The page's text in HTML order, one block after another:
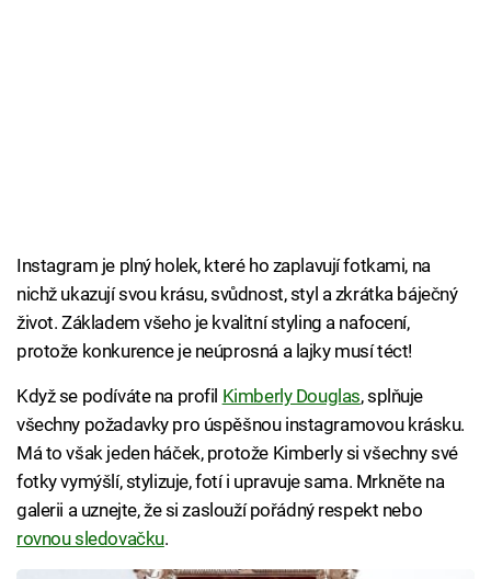
Instagram je plný holek, které ho zaplavují fotkami, na
nichž ukazují svou krásu, svůdnost, styl a zkrátka báječný
život. Základem všeho je kvalitní styling a nafocení,
protože konkurence je neúprosná a lajky musí téct!
Když se podíváte na profil Kimberly Douglas, splňuje
všechny požadavky pro úspěšnou instagramovou krásku.
Má to však jeden háček, protože Kimberly si všechny své
fotky vymýšlí, stylizuje, fotí i upravuje sama. Mrkněte na
galerii a uznejte, že si zaslouží pořádný respekt nebo
rovnou sledovačku.